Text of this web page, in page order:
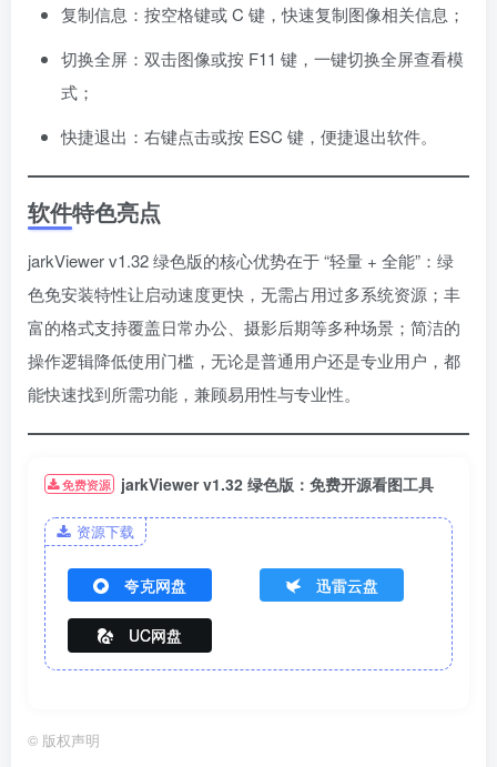
复制信息：按空格键或 C 键，快速复制图像相关信息；
切换全屏：双击图像或按 F11 键，一键切换全屏查看模
式；
快捷退出：右键点击或按 ESC 键，便捷退出软件。
软件特色亮点
jarkViewer v1.32 绿色版的核心优势在于 “轻量 + 全能”：绿
色免安装特性让启动速度更快，无需占用过多系统资源；丰
富的格式支持覆盖日常办公、摄影后期等多种场景；简洁的
操作逻辑降低使用门槛，无论是普通用户还是专业用户，都
能快速找到所需功能，兼顾易用性与专业性。
免费资源 jarkViewer v1.32 绿色版：免费开源看图工具
资源下载
夸克网盘 迅雷云盘
UC网盘
© 版权声明